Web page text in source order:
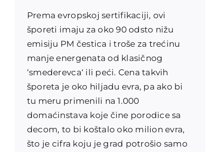
Prema evropskoj sertifikaciji, ovi
šporeti imaju za oko 90 odsto nižu
emisiju PM čestica i troše za trećinu
manje energenata od klasičnog
‘smederevca‘ ili peći. Cena takvih
šporeta je oko hiljadu evra, pa ako bi
tu meru primenili na 1.000
domaćinstava koje čine porodice sa
decom, to bi koštalo oko milion evra,
što je cifra koju je grad potrošio samo